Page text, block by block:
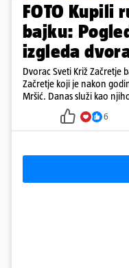
FOTO Kupili
bajku:
izgleda
Dvorac Sveti Križ Začretje
Začretje koji je nakon
Mršić. Danas služi kao
davno zaboravljenog
6